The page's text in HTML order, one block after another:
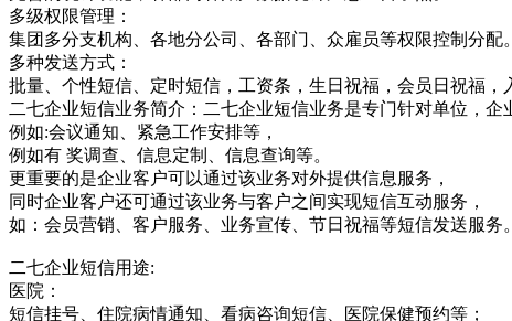
多级权限管理：
集团多分支机构、各地分公司、各部门、众雇员等权限控制分配。
多种发送方式：
批量、个性短信、定时短信，工资条，生日祝福，会员日祝福，
二七企业短信业务简介：二七企业短信业务是专门针对单位，
例如:会议通知、紧急工作安排等，
例如有 奖调查、信息定制、信息查询等。
更重要的是企业客户可以通过该业务对外提供信息服务，
同时企业客户还可通过该业务与客户之间实现短信互动服务，
如：会员营销、客户服务、业务宣传、节日祝福等短信发送服务。
二七企业短信用途:
医院：
短信挂号、住院病情通知、看病咨询短信、医院保健预约等；